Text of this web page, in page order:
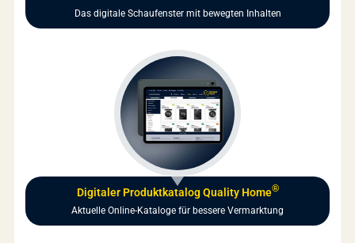
Das digitale Schaufenster mit bewegten Inhalten
Digitaler Produktkatalog Quality Home®
Aktuelle Online-Kataloge für bessere Vermarktung